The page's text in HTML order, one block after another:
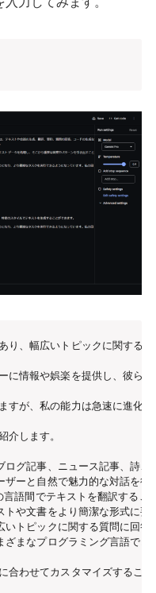
り、幅広いトピックに関する
に情報や娯楽を提供し、彼ら
すが、私の能力は急速に進化
介します。
記事、ニュース記事、詩、
ーと自然で魅力的な対話を行
間でテキストを翻訳するこ
や文書をより簡潔な形式に要
トピックに関する質問に回答
まなプログラミング言語でコ
合わせてカスタマイズするこ